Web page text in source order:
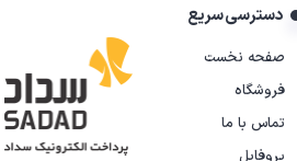
دسترسی سریع
صفحه نخست
فروشگاه
تماس با ما